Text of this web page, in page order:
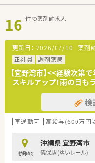
16 件の薬剤師求人
更新日： 2026/07/10 薬剤
正社員
調剤薬局
【宜野湾市】<<経験次第
スキルアップ！雨の日も
検
車通勤可 高給与(600万円
勤務地
沖縄県 宜野湾市
儀保駅 (ゆいレール)